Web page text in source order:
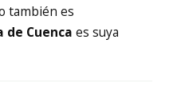
es
de Cuenca es suya